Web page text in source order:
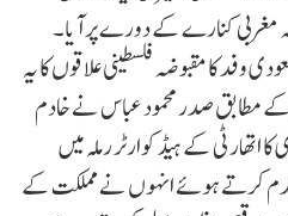
کنارے کے دورے پر آیا۔
وفد کا مقبوضہ فلسطینی علاقوں کا یہ
کے مطابق صدر محمود عباس نے خادم
اتھارٹی کے ہیڈکوارٹر رملہ میں
مقدم کرتے ہوئے انہوں نے مملکت کے